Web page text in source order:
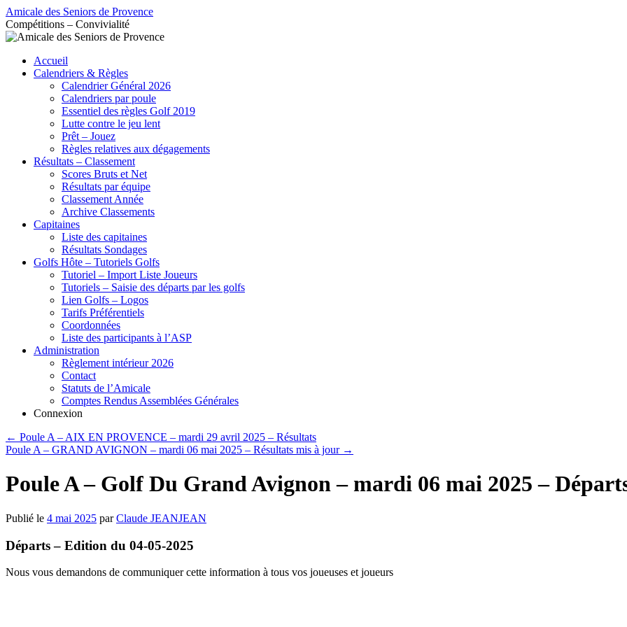
Aller
au
contenu
Amicale des Seniors de Provence
Compétitions – Convivialité
Accueil
Calendriers & Règles
Calendrier Général 2026
Calendriers par poule
Essentiel des règles Golf 2019
Lutte contre le jeu lent
Prêt – Jouez
Règles relatives aux dégagements
Résultats – Classement
Scores Bruts et Net
Résultats par équipe
Classement Année
Archive Classements
Capitaines
Liste des capitaines
Résultats Sondages
Golfs Hôte – Tutoriels Golfs
Tutoriel – Import Liste Joueurs
Tutoriels – Saisie des départs par les golfs
Lien Golfs – Logos
Tarifs Préférentiels
Coordonnées
Liste des participants à l’ASP
Administration
Règlement intérieur 2026
Contact
Statuts de l’Amicale
Comptes Rendus Assemblées Générales
Connexion
← Poule A – AIX EN PROVENCE – mardi 29 avril 2025 – Résultats
Poule A – GRAND AVIGNON – mardi 06 mai 2025 – Résultats mis à jour →
Poule A – Golf Du Grand Avignon – mardi 06 mai 2025 –
Publié le 4 mai 2025 par Claude JEANJEAN
Départs – Edition du 04-05-2025
Nous vous demandons de communiquer cette information à tous vos joueuses et joueurs